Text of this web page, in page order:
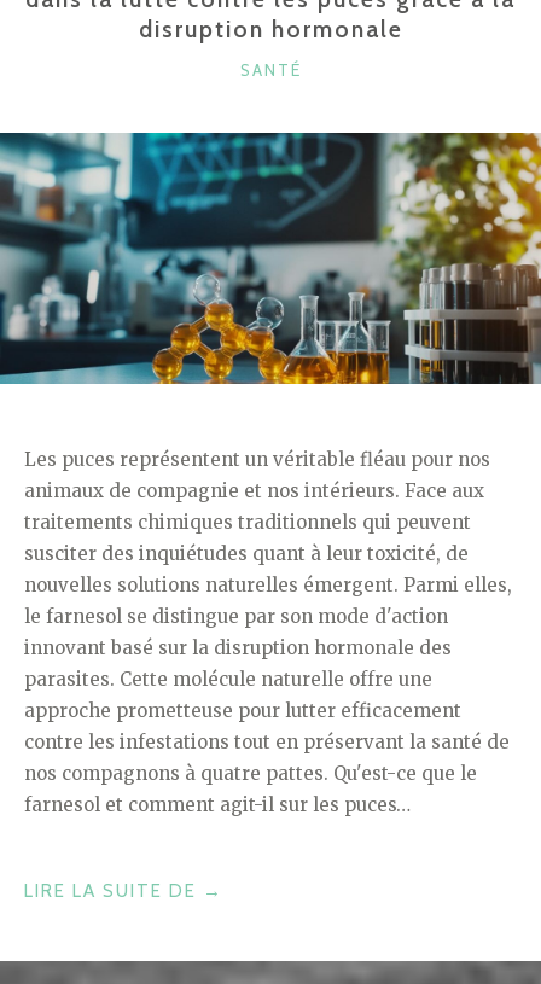
EN
? »
disruption hormonale
CATÉGORIES
SANTÉ
Les puces représentent un véritable fléau pour nos
animaux de compagnie et nos intérieurs. Face aux
traitements chimiques traditionnels qui peuvent
susciter des inquiétudes quant à leur toxicité, de
nouvelles solutions naturelles émergent. Parmi elles,
le farnesol se distingue par son mode d'action
innovant basé sur la disruption hormonale des
parasites. Cette molécule naturelle offre une
approche prometteuse pour lutter efficacement
contre les infestations tout en préservant la santé de
nos compagnons à quatre pattes. Qu'est-ce que le
farnesol et comment agit-il sur les puces…
LIRE LA SUITE DE « COMPRENDRE
→